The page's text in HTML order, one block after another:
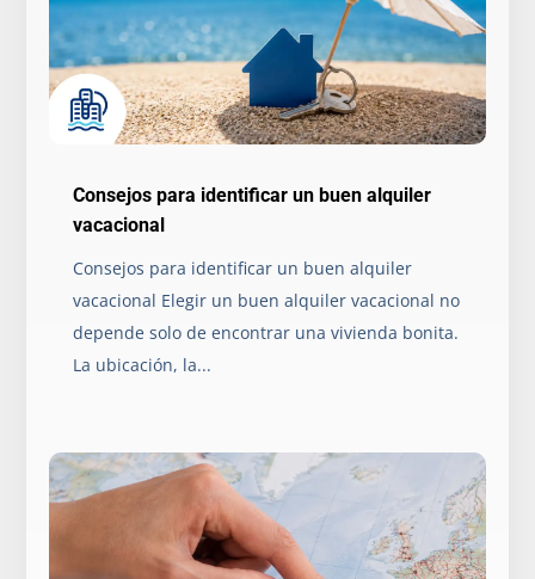
Consejos para identificar un buen alquiler
vacacional
Consejos para identificar un buen alquiler
vacacional Elegir un buen alquiler vacacional no
depende solo de encontrar una vivienda bonita.
La ubicación, la...